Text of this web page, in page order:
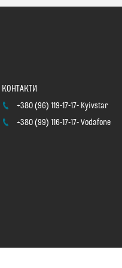
+380 (96) 119-17-17 Kyivstar
+380 (99) 116-17-17 Vodafone